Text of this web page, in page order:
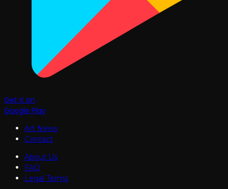
Get it on
Google Play
Art News
Contact
About Us
FAQ
Legal Terms